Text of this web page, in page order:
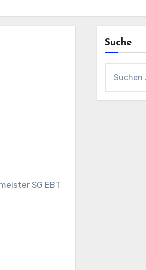
SG EBT
Suche
nach: